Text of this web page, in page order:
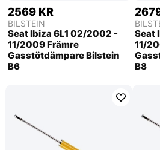
2569 KR
BILSTEIN
Seat Ibiza 6L1 02/2002 -
11/2009 Främre
Gasstötdämpare Bilstein
B6
Seat
11/
B8